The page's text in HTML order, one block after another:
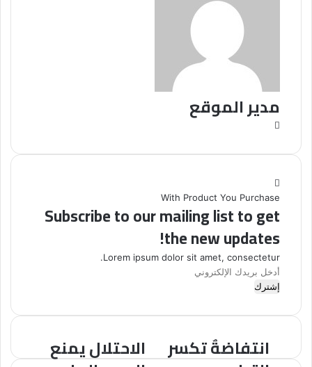
مدير الموقع
With Product You Purchase
Subscribe to our mailing list to get
the new updates!
Lorem ipsum dolor sit amet, consectetur.
أدخل
بريدك
الاحتلال
يمنع
الاحتلال يمنع
انتفاضةٌ
تكسر
انتفاضةٌ تكسر